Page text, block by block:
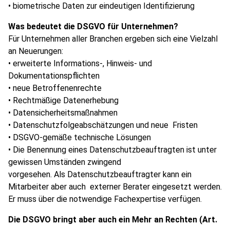
• biometrische Daten zur eindeutigen Identifizierung
Was bedeutet die DSGVO für Unternehmen?
Für Unternehmen aller Branchen ergeben sich eine Vielzahl
an Neuerungen:
• erweiterte Informations-, Hinweis- und
Dokumentationspflichten
• neue Betroffenenrechte
• Rechtmäßige Datenerhebung
• Datensicherheitsmaßnahmen
• Datenschutzfolgeabschätzungen und neue Fristen
• DSGVO-gemäße technische Lösungen
• Die Benennung eines Datenschutzbeauftragten ist unter
gewissen Umständen zwingend
vorgesehen. Als Datenschutzbeauftragter kann ein
Mitarbeiter aber auch externer Berater eingesetzt werden.
Er muss über die notwendige Fachexpertise verfügen.
Die DSGVO bringt aber auch ein Mehr an Rechten (Art.